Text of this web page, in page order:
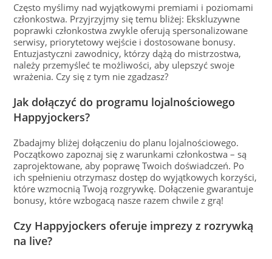
Często myślimy nad wyjątkowymi premiami i poziomami
członkostwa. Przyjrzyjmy się temu bliżej: Ekskluzywne
poprawki członkostwa zwykle oferują spersonalizowane
serwisy, priorytetowy wejście i dostosowane bonusy.
Entuzjastyczni zawodnicy, którzy dążą do mistrzostwa,
należy przemyśleć te możliwości, aby ulepszyć swoje
wrażenia. Czy się z tym nie zgadzasz?
Jak dołączyć do programu lojalnościowego
Happyjockers?
Zbadajmy bliżej dołączeniu do planu lojalnościowego.
Początkowo zapoznaj się z warunkami członkostwa – są
zaprojektowane, aby poprawę Twoich doświadczeń. Po
ich spełnieniu otrzymasz dostęp do wyjątkowych korzyści,
które wzmocnią Twoją rozgrywkę. Dołączenie gwarantuje
bonusy, które wzbogacą nasze razem chwile z grą!
Czy Happyjockers oferuje imprezy z rozrywką
na live?